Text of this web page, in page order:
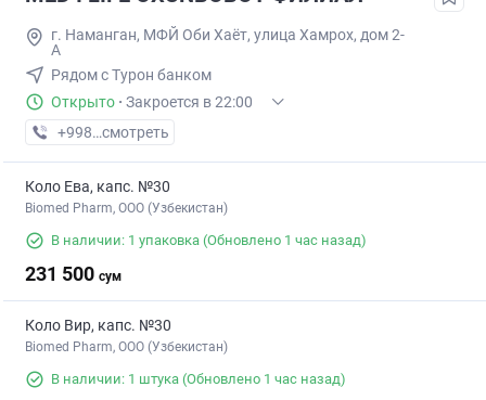
г. Наманган, МФЙ Оби Хаёт, улица Хамрох, дом 2-
А
Рядом с Турон банком
Открыто · Закроется в 22:00
+998 (91) XXX-XX-XX
смотреть
Коло Ева, капс. №30
Biomed Pharm, OOO (Узбекистан)
В наличии: 1 упаковка (Обновлено 1 час назад)
231 500 сум
Коло Вир, капс. №30
Biomed Pharm, OOO (Узбекистан)
В наличии: 1 штука (Обновлено 1 час назад)